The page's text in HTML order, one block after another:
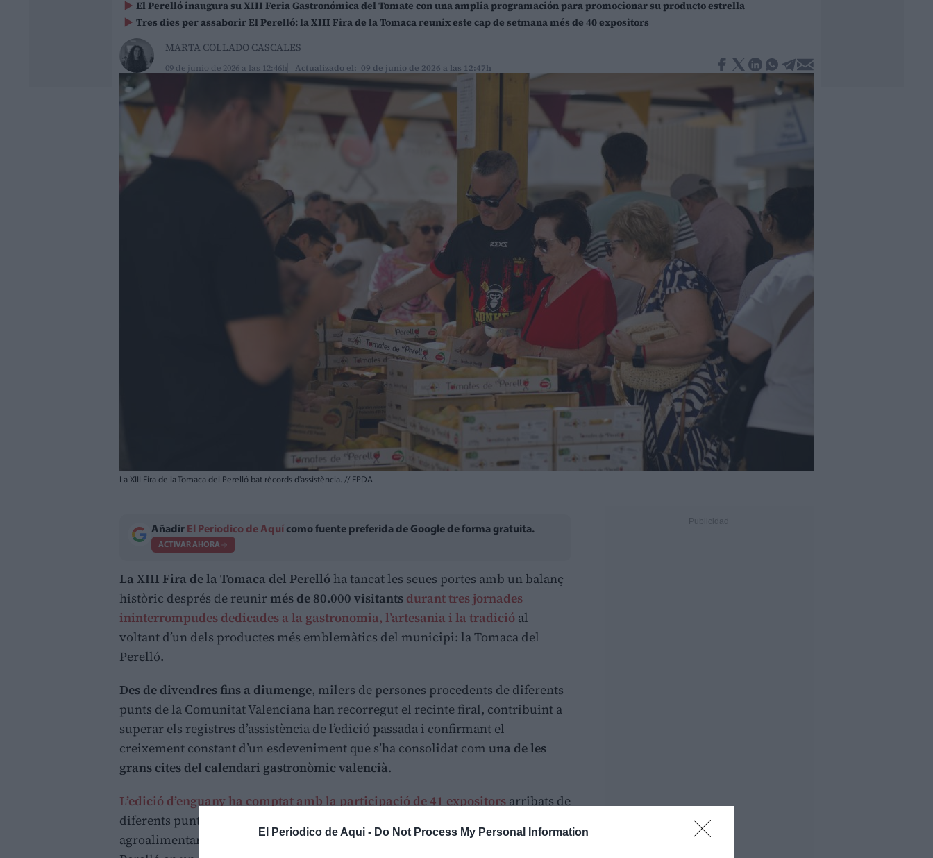
El Periodico de Aqui - Do Not Process My Personal Information
El Perelló inaugura su XIII Feria Gastronómica del Tomate con una amplia programación para promocionar su producto estrella
Tres dies per assaborir El Perelló: la XIII Fira de la Tomaca reunix este cap de setmana més de 40 expositors
MARTA COLLADO CASCALES
09 de junio de 2026 a las 12:46h Actualizado el: 09 de junio de 2026 a las 12:47h
La XIII Fira de la Tomaca del Perelló bat rècords d'assistència. // EPDA
Añadir El Periodico de Aquí como fuente preferida de Google de forma gratuita.
ACTIVAR AHORA
La XIII Fira de la Tomaca del Perelló ha tancat les seues portes amb un balanç
històric després de reunirmés de 80.000 visitants durant tres jornades
ininterrompudes dedicades a la gastronomia, l’artesania i la tradició al
voltant d’un dels productes més emblemàtics del municipi: la Tomaca del
Perelló.
Des de divendres fins a diumenge, milers de persones procedents de diferents
punts de la Comunitat Valenciana han recorregut el recinte firal, contribuint a
superar els registres d’assistència de l’edició passada i confirmant el
creixement constant d’un esdeveniment que s’ha consolidat com una de les
grans cites del calendari gastronòmic valencià.
L’edició d’enguany ha comptat amb la participació de 41 expositors arribats de
diferents punts del territori nacional, oferint una àmplia mostra de productes
agroalimentaris, artesania i propostes gastronòmiques que han convertit el